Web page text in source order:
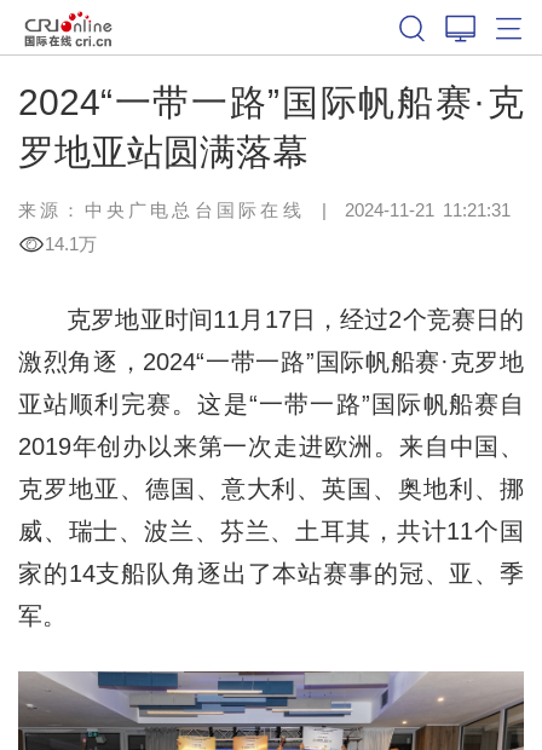
2024“一带一路”国际帆船赛·克
罗地亚站圆满落幕
来源：中央广电总台国际在线 | 2024-11-21 11:21:31
14.1万
克罗地亚时间11月17日，经过2个竞赛日的
激烈角逐，2024“一带一路”国际帆船赛·克罗地
亚站顺利完赛。这是“一带一路”国际帆船赛自
2019年创办以来第一次走进欧洲。来自中国、
克罗地亚、德国、意大利、英国、奥地利、挪
威、瑞士、波兰、芬兰、土耳其，共计11个国
家的14支船队角逐出了本站赛事的冠、亚、季
军。